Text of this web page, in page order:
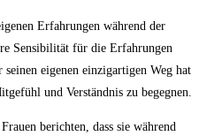
Erfahrungen während der
Sensibilität für die Erfahrungen
eigenen einzigartigen Weg hat
und Verständnis zu begegnen.
berichten, dass sie während